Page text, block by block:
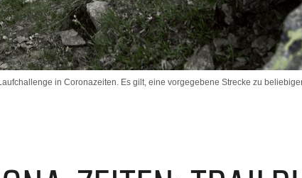
in Coronazeiten. Es gilt, eine vorgegebene Strecke zu